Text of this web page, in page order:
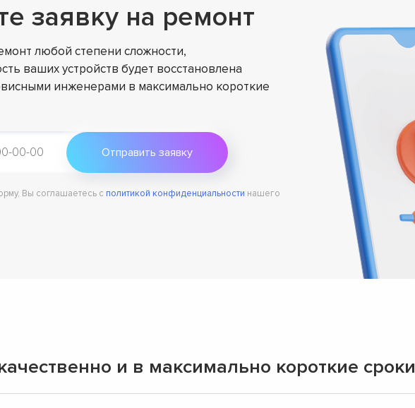
заявку на ремонт
любой степени сложности,
ваших устройств будет восстановлена
инженерами в максимально короткие
Вы соглашаетесь с политикой конфиденциальности нашего
и в максимально короткие сроки